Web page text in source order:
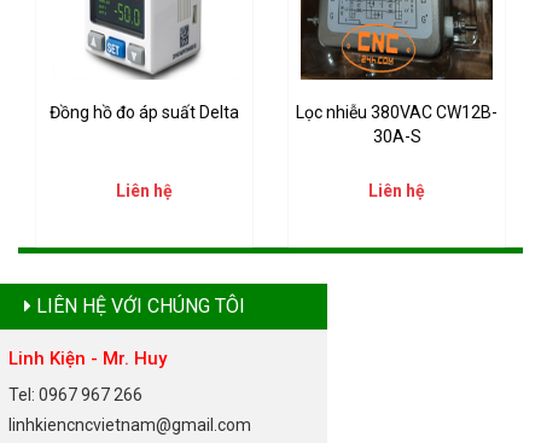
Đồng hồ đo áp suất Delta
Liên hệ
Lọc nhiễu 380VAC CW12B-
30A-S
Liên hệ
LIÊN HỆ VỚI CHÚNG TÔI
Linh Kiện - Mr. Huy
Tel: 0967 967 266
linhkiencncvietnam@gmail.com